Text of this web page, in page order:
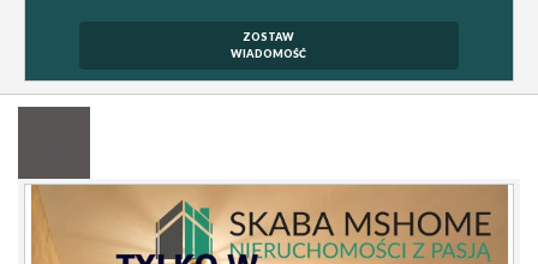
ZOSTAW
WIADOMOŚĆ